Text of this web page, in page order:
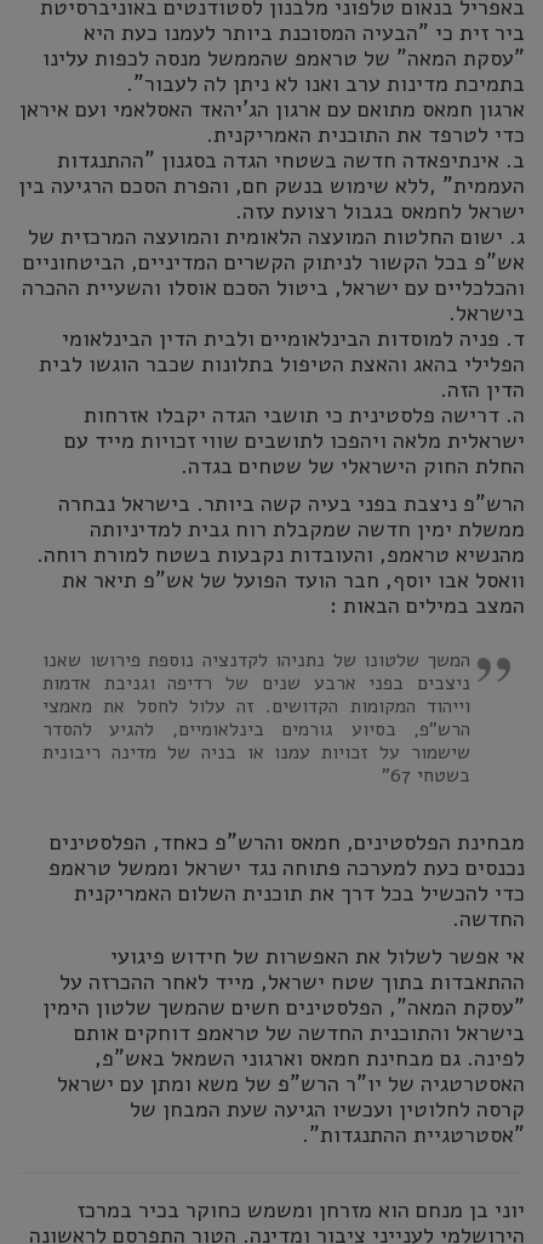
באפריל בנאום טלפוני מלבנון לסטודנטים באוניברסיטת
ביר זית כי "הבעיה המסוכנת ביותר לעמנו כעת היא
"עסקת המאה" של טראמפ שהממשל מנסה לכפות עלינו
בתמיכת מדינות ערב ואנו לא ניתן לה לעבור".
ארגון חמאס מתואם עם ארגון הג'יהאד האסלאמי ועם איראן
כדי לטרפד את התוכנית האמריקנית.
ב. אינתיפאדה חדשה בשטחי הגדה בסגנון "ההתנגדות
העממית" ,ללא שימוש בנשק חם, והפרת הסכם הרגיעה בין
ישראל לחמאס בגבול רצועת עזה.
ג. ישום החלטות המועצה הלאומית והמועצה המרכזית של
אש"פ בכל הקשור לניתוק הקשרים המדיניים, הביטחוניים
והכלכליים עם ישראל, ביטול הסכם אוסלו והשעיית ההכרה
בישראל.
ד. פניה למוסדות הבינלאומיים ולבית הדין הבינלאומי
הפלילי בהאג והאצת הטיפול בתלונות שכבר הוגשו לבית
הדין הזה.
ה. דרישה פלסטינית כי תושבי הגדה יקבלו אזרחות
ישראלית מלאה ויהפכו לתושבים שווי זכויות מייד עם
החלת החוק הישראלי של שטחים בגדה.
הרש"פ ניצבת בפני בעיה קשה ביותר. בישראל נבחרה
ממשלת ימין חדשה שמקבלת רוח גבית למדיניותה
מהנשיא טראמפ, והעובדות נקבעות בשטח למורת רוחה.
וואסל אבו יוסף, חבר הועד הפועל של אש"פ תיאר את
המצב במילים הבאות :
המשך שלטונו של נתניהו לקדנציה נוספת פירושו שאנו
ניצבים בפני ארבע שנים של רדיפה וגניבת אדמות
וייהוד המקומות הקדושים. זה עלול לחסל את מאמצי
הרש"פ, בסיוע גורמים בינלאומיים, להגיע להסדר
שישמור על זכויות עמנו או בניה של מדינה ריבונית
בשטחי 67"
מבחינת הפלסטינים, חמאס והרש"פ כאחד, הפלסטינים
נכנסים כעת למערכה פתוחה נגד ישראל וממשל טראמפ
כדי להכשיל בכל דרך את תוכנית השלום האמריקנית
החדשה.
אי אפשר לשלול את האפשרות של חידוש פיגועי
ההתאבדות בתוך שטח ישראל, מייד לאחר ההכרזה על
"עסקת המאה", הפלסטינים חשים שהמשך שלטון הימין
בישראל והתוכנית החדשה של טראמפ דוחקים אותם
לפינה. גם מבחינת חמאס וארגוני השמאל באש"פ,
האסטרטגיה של יו"ר הרש"פ של משא ומתן עם ישראל
קרסה לחלוטין ועכשיו הגיעה שעת המבחן של
"אסטרטגיית ההתנגדות".
יוני בן מנחם הוא מזרחן ומשמש כחוקר בכיר במרכז
הירושלמי לענייני ציבור ומדינה. הטור התפרסם לראשונה